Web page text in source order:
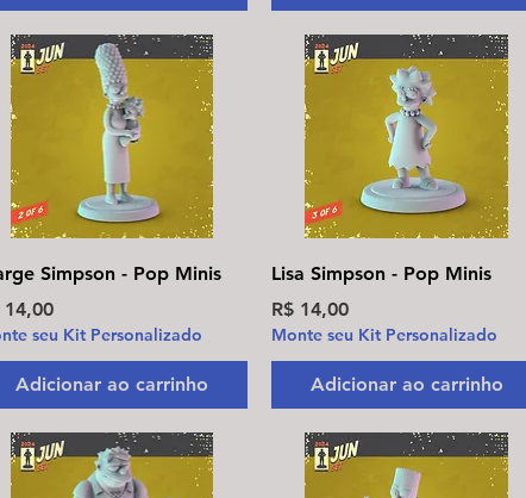
Visualização rápida
Simpson - Pop Minis
14,00
seu Kit Personalizado
Adicionar ao carrinho
Visualização rápida
Lisa Simpson - Pop Minis
Preço
R$ 14,00
Monte seu Kit Personalizado
Adicionar ao carrinho